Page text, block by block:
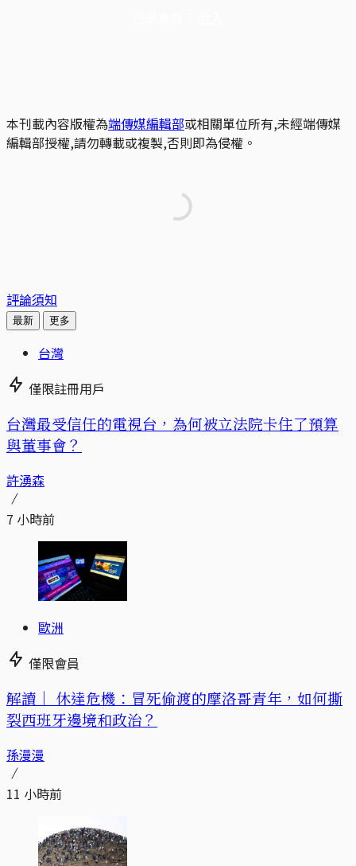
本刊載內容版權為端傳媒編輯部或相關單位所有,未經端傳媒
編輯部授權,請勿轉載或複製,否則即為侵權。
評論須知
最新 更多
台灣
僅限註冊用戶
台灣最受信任的電視台，為何被立法院卡住了預算
與董事會？
許湧森
7 小時前
歐洲
僅限會員
解讀｜ 休達危機：冒死偷渡的摩洛哥青年，如何撕
裂西班牙邊境和政治？
孫漫漫
11 小時前